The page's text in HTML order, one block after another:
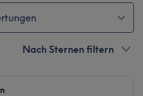
Nach Sternen filtern